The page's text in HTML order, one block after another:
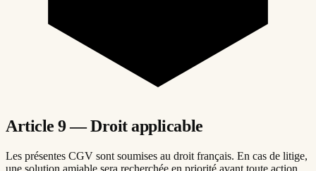
Article 9 — Droit applicable
Les présentes CGV sont soumises au droit français. En cas de litige,